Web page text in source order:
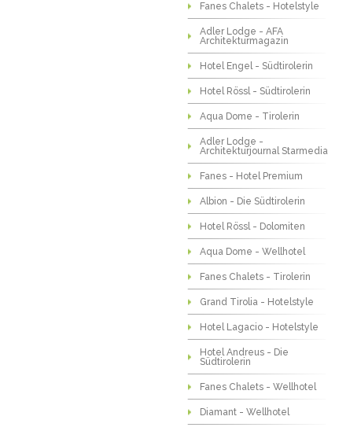
Fanes Chalets - Hotelstyle
Adler Lodge - AFA
Architekturmagazin
Hotel Engel - Südtirolerin
Hotel Rössl - Südtirolerin
Aqua Dome - Tirolerin
Adler Lodge -
Architekturjournal Starmedia
Fanes - Hotel Premium
Albion - Die Südtirolerin
Hotel Rössl - Dolomiten
Aqua Dome - Wellhotel
Fanes Chalets - Tirolerin
Grand Tirolia - Hotelstyle
Hotel Lagacio - Hotelstyle
Hotel Andreus - Die
Südtirolerin
Fanes Chalets - Wellhotel
Diamant - Wellhotel